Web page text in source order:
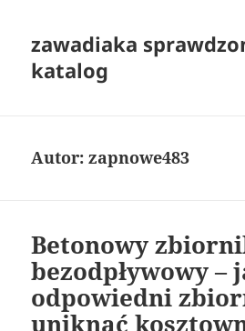
zawadiaka
katalog
Autor:zapnowe483
Betonowy
bezodpływowy –
odpowiedni
uniknąć